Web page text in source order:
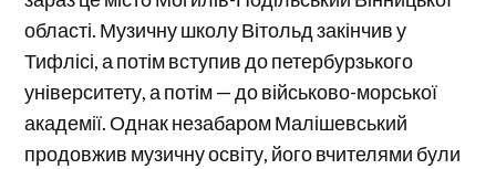
області. Музичну школу Вітольд закінчив у
Тифлісі, а потім вступив до петербурзького
університету, а потім — до військово-морської
академії. Однак незабаром Малішевський
продовжив музичну освіту, його вчителями були